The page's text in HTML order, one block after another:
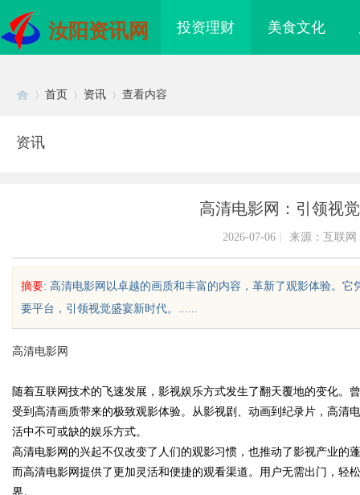
汝阳资讯网 投资理财 美食文化
uz
首页 资讯 查看内容
资讯
高清电影网：引领视
2026-07-06 来源：互联网
摘要: 高清电影网以卓越的画质和丰富的内容，革新了观影体验。
要平台，引领视觉盛宴新时代。......
高清电影网
随着互联网技术的飞速发展，影视娱乐方式发生了翻天覆地的变化。
受到高清画质带来的极致观影体验。从影视剧、动画到纪录片，高清
活中不可或缺的娱乐方式。
高清电影网的兴起不仅改变了人们的观影习惯，也推动了影视产业的
而高清电影网提供了更加灵活和便捷的观看渠道。用户无需出门，轻
界。
看电影的多种途径